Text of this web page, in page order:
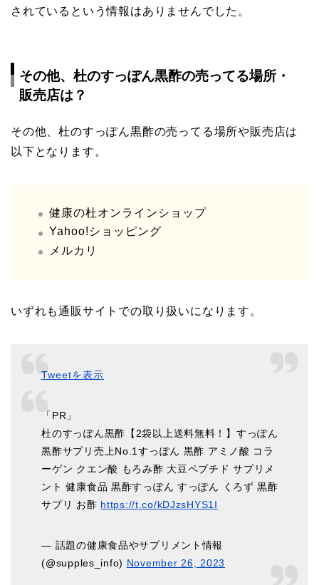
されているという情報はありませんでした。
その他、杜のすっぽん黒酢の売ってる場所・
販売店は？
その他、杜のすっぽん黒酢の売ってる場所や販売店は
以下となります。
健康の杜オンラインショップ
Yahoo!ショッピング
メルカリ
いずれも通販サイトでの取り扱いになります。
Tweetを表示
「PR」
杜のすっぽん黒酢【2袋以上送料無料！】すっぽん
黒酢サプリ売上No.1すっぽん 黒酢 アミノ酸 コラ
ーゲン クエン酸 もろみ酢 大豆ペプチド サプリメ
ント 健康食品 黒酢すっぽん すっぽん くろず 黒酢
サプリ お酢 https://t.co/kDJzsHYS1I
— 話題の健康食品やサプリメント情報
(@supples_info) November 26, 2023